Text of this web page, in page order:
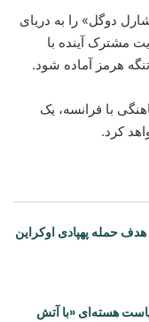
دوگل» را به دریای
مشترک آینده با
تنگه هرمز آماده شود.
با فرانسه، یک
کرد.
حمله پهپادی اوکراین
هسته‌ای «با آتش